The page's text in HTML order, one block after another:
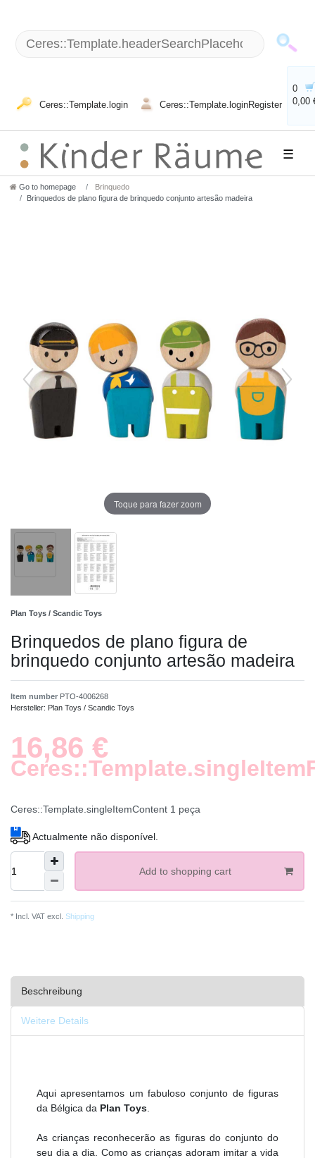
Ceres::Template.login Ceres::Template.loginRegister
0
0,00
☰
Go to homepage
Brinquedo
Brinquedos de plano figura de brinquedo conjunto artesão madeira
Toque para fazer zoom
Plan Toys / Scandic Toys
Brinquedos de plano figura de
brinquedo conjunto artesão madeira
Item number PTO-4006268
Hersteller: Plan Toys / Scandic Toys
16,86 €
Ceres::Template.singleItemContent 1 peça
Actualmente não disponível.
Add to shopping cart
* Incl. VAT excl. Shipping
Beschreibung
Weitere Details
Aqui apresentamos um fabuloso conjunto de figuras
da Bélgica da Plan Toys
As crianças reconhecerão as figuras do conjunto do
seu dia a dia. Como as crianças adoram imitar a vida